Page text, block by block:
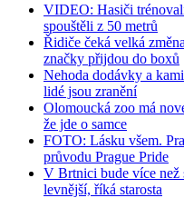
VIDEO: Hasiči
spouštěli z 50 metrů
Řidiče čeká velká
značky přijdou do boxů
Nehoda dodávky a
lidé jsou zranění
Olomoucká zoo má
že jde o samce
FOTO: Lásku všem.
průvodu Prague Pride
V Brtnici bude více než
levnější, říká starosta